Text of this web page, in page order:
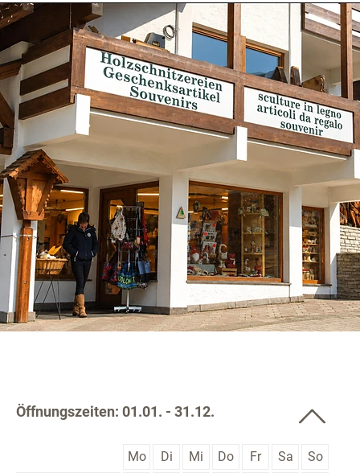
Öffnungszeiten: 01.01. - 31.12.
Mo Di Mi Do Fr Sa So